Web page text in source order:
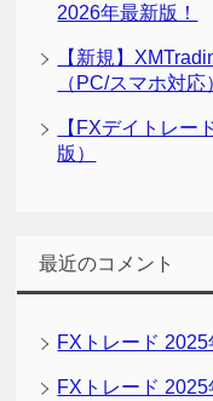
2026年最新版！
【新規】
（PC/スマホ対
【FXデイトレー
版）
最近のコメント
FXトレード 2025
FXトレード 2025